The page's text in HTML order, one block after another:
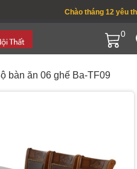
Chào tháng 12 yêu
0
bàn ăn 06 ghế Ba-TF09